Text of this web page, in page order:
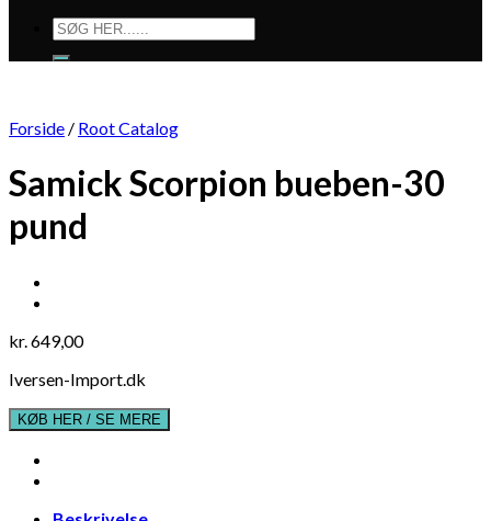
Søg
efter:
Forside / Root Catalog
Samick Scorpion bueben-30
pund
kr.649,00
Iversen-Import.dk
KØB HER / SE MERE